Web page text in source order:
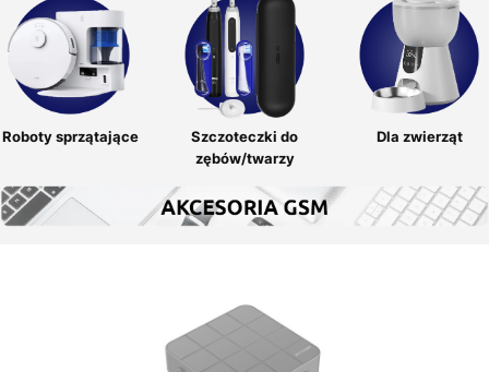
Roboty sprzątające
Szczoteczki do
zębów/twarzy
Dla zwierząt